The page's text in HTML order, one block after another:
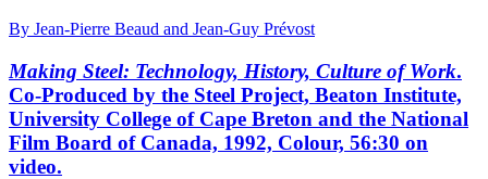
By Jean-Pierre Beaud and Jean-Guy Prévost
Making Steel: Technology, History, Culture of Work.
Co-Produced by the Steel Project, Beaton Institute,
University College of Cape Breton and the National
Film Board of Canada, 1992, Colour, 56:30 on
video.